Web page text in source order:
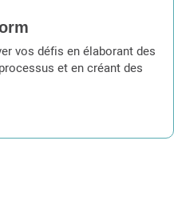
vos défis en élaborant des
et en créant des